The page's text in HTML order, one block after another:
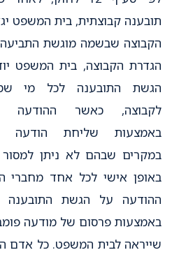
תובענה קבוצתית, בית המשפט
הקבוצה שבשמה מוגשת
הגדרת הקבוצה, בית המשפט
הגשת התובענה לכל מי
לקבוצה, כאשר ההודעה
באמצעות שליחת הודעה
במקרים שבהם לא ניתן
באופן אישי לכל אחד מחברי
ההודעה על הגשת התובענה
באמצעות פרסום של מודעה
שייראה לבית המשפט. כל אדם